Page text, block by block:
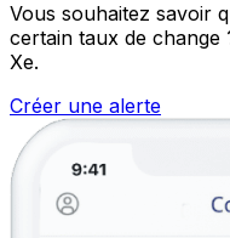
Vous souhaitez savoir
certain taux de change
Xe.
Créer une alerte